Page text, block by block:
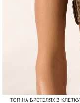
ТОП НА БРЕТЕЛЯХ В КЛЕТКУ